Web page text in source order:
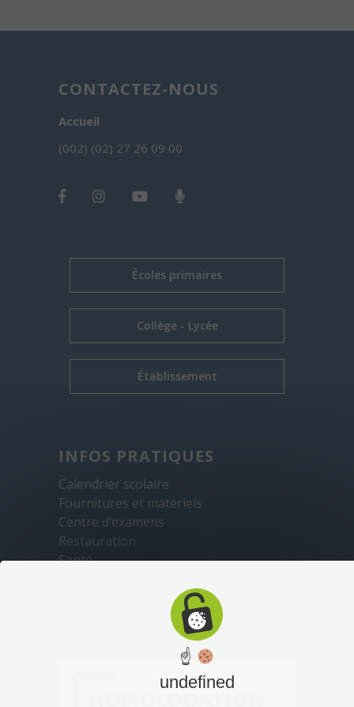
CONTACTEZ-NOUS
Accueil
(002) (02) 27 26 09 00
Écoles primaires
Collège - Lycée
Établissement
INFOS PRATIQUES
Calendrier scolaire
Fournitures et matériels
Centre d’examens
Restauration
Santé
☝
undefined